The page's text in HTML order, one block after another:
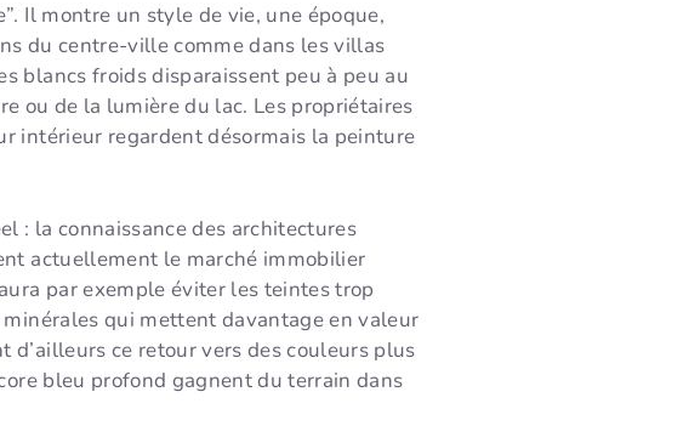
Il montre un style de vie, une époque,
du centre-ville comme dans les villas
blancs froids disparaissent peu à peu au
ou de la lumière du lac. Les propriétaires
intérieur regardent désormais la peinture
: la connaissance des architectures
actuellement le marché immobilier
par exemple éviter les teintes trop
qui mettent davantage en valeur
ce retour vers des couleurs plus
bleu profond gagnent du terrain dans